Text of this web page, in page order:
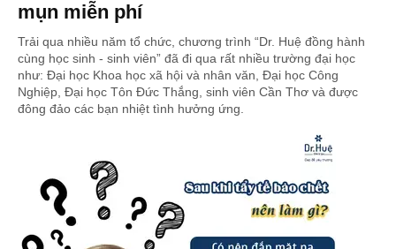
mụn miễn phí
Trải qua nhiều năm tổ chức, chương trình “Dr. Huệ đồng hành
cùng học sinh - sinh viên” đã đi qua rất nhiều trường đại học
như: Đại học Khoa học xã hội và nhân văn, Đại học Công
Nghiệp, Đại học Tôn Đức Thắng, sinh viên Cần Thơ và được
đông đảo các bạn nhiệt tình hưởng ứng.